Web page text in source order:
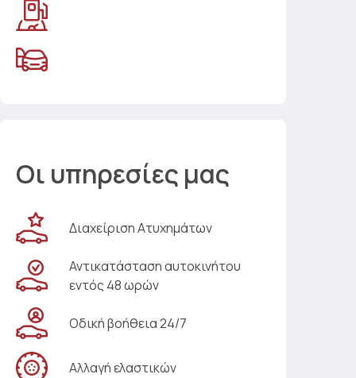
Οι υπηρεσίες μας
Διαχείριση Ατυχημάτων
Αντικατάσταση αυτοκινήτου
εντός 48 ωρών
Οδική βοήθεια 24/7
Αλλαγή ελαστικών